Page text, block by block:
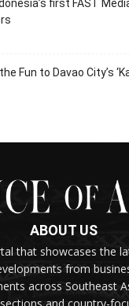
first FAST
Fun to Davao City’s
ABOUT US
that showcases the
from
across Southeast